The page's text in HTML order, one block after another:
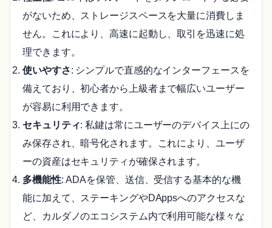
がないため、ストレージスペースを大量に消費しま
せん。これにより、高速に起動し、取引を迅速に処
理できます。
使いやすさ: シンプルで直感的なインターフェースを
備えており、初心者から上級者まで幅広いユーザー
が容易に利用できます。
セキュリティ: 私鍵は常にユーザーのデバイス上にの
み保存され、暗号化されます。これにより、ユーザ
ーの資産はセキュリティが確保されます。
多機能性: ADAを保管、送信、受信する基本的な機
能に加えて、ステーキングやDAppsへのアクセスな
ど、カルダノのエコシステム内で利用可能な様々な